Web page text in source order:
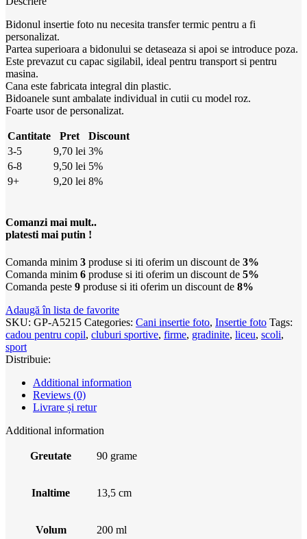
Bidonul insertie foto nu necesita transfer termic pentru a fi
personalizat.
Partea superioara a bidonului se detaseaza si apoi se introduce poza.
Este prevazut cu capac sigilabil, ideal pentru transport si pentru
masina.
Cana este fabricata integral din plastic.
Bidoanele sunt ambalate individual in cutii cu model roz.
Foarte usor de personalizat.
Cantitate Pret
Discount
3-5
9,70 lei 3%
6-8
9,50 lei 5%
9+
9,20 lei 8%
Comanzi mai mult..
platesti mai putin !
Comanda minim 3 produse si iti oferim un discount de 3%
Comanda minim 6 produse si iti oferim un discount de 5%
Comanda peste 9 produse si iti oferim un discount de 8%
Adaugă în lista de favorite
SKU: GP-A5215 Categories: Cani insertie foto, Insertie foto Tags:
cadou pentru copil, cluburi sportive, firme, gradinite, liceu, scoli,
sport
Distribuie:
Additional information
Reviews (0)
Livrare și retur
Additional information
Greutate 90 grame
Inaltime 13,5 cm
Volum 200 ml